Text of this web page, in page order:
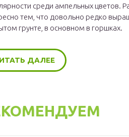
среди ампельных цветов.
тем, что довольно редко
грунте, в основном в горшках.
ДАЛЕЕ